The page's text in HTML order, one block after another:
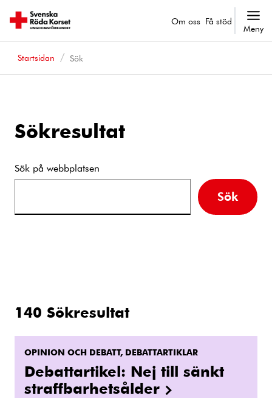
Om oss Få stöd
Meny
Startsidan Sök
Sökresultat
Sök på webbplatsen
Sök
140 Sökresultat
OPINION OCH DEBATT, DEBATTARTIKLAR
Debattartikel: Nej till sänkt
straffbarhetsålder